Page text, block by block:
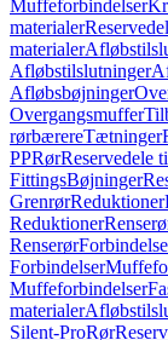
Muffeforbindelser
materialer
materialer
Afløbstilslutninger
Afløbsbøjninger
Overgangsmuffer
rørbærereTætninger
PPRørReservedele
FittingsBøjninger
GrenrørReduktioner
Reduktioner
Renserør
Forbindelser
Muffeforbindelser
materialer
Silent-ProRør